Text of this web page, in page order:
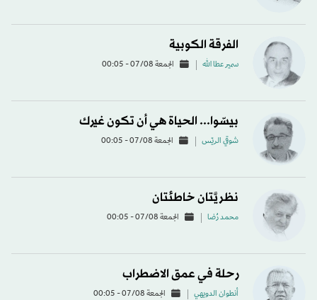
الفرقة الكوبية
سمير عطا الله الجمعة 07/08 - 00:05
بيسّوا... الحياة هي أن تكون غيرك
شوقي الريّس الجمعة 07/08 - 00:05
نظريَّتان خاطئتان
محمد رُضا الجمعة 07/08 - 00:05
رحلة في عمق الاضطراب
أنطوان الدويهي الجمعة 07/08 - 00:05